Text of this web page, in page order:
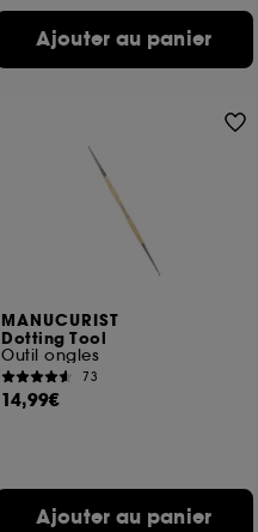
Ajouter au panier
MANUCURIST
Dotting Tool
Outil ongles
73
14,99€
Ajouter au panier